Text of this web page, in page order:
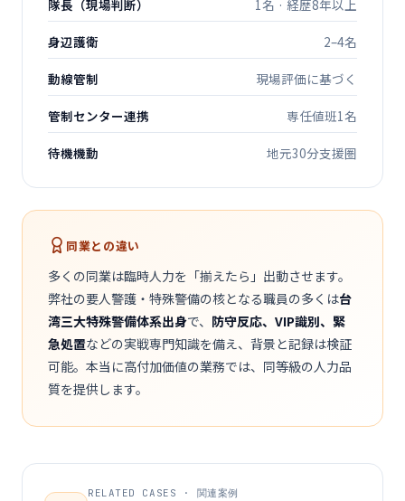
隊長（現場判断） 1名 · 経歴8年以上
身辺護衛 2–4名
動線管制 現場評価に基づく
管制センター連携 専任値班1名
待機機動 地元30分支援圏
同業との違い
多くの同業は臨時人力を「揃えたら」出動させます。
弊社の要人警護・特殊警備の核となる職員の多くは台
湾三大特殊警備体系出身で、 防守反応、VIP識別、緊
急処置などの実戦専門知識を備え、背景と記録は検証
可能。本当に高付加価値の業務では、同等級の人力品
質を提供します。
RELATED CASES · 関連案例